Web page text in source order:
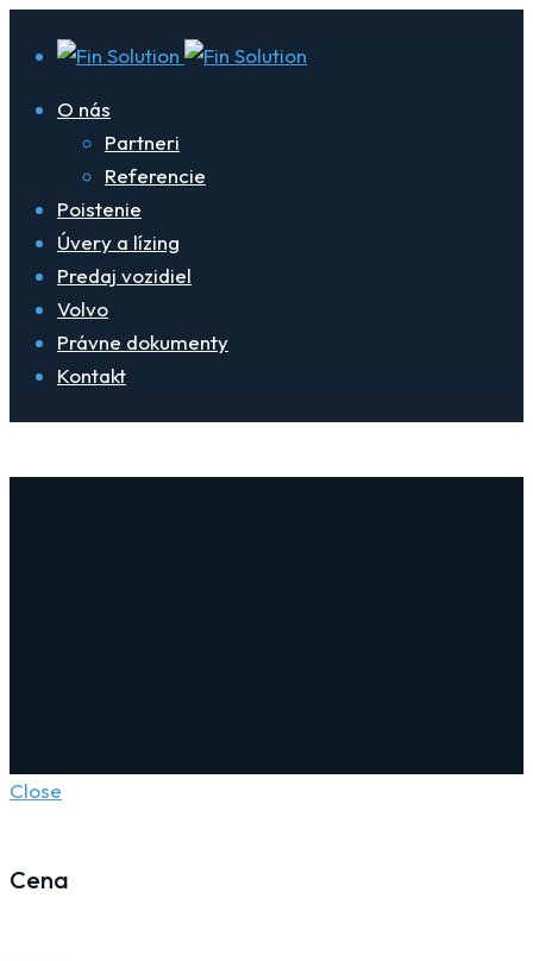
O nás
Partneri
Referencie
Poistenie
Úvery a lízing
Predaj vozidiel
Volvo
Právne dokumenty
Kontakt
Close
Cena